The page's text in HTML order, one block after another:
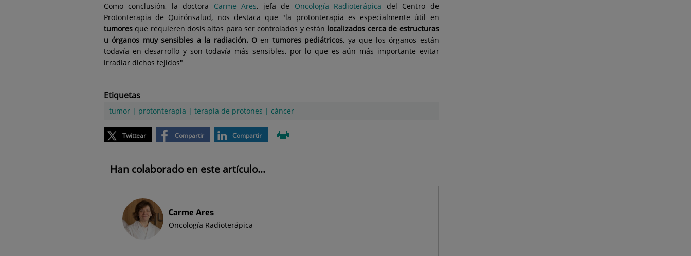
Como conclusión, la doctora Carme Ares, jefa de Oncología Radioterápica del Centro de
Protonterapia de Quirónsalud, nos destaca que "la protonterapia es especialmente útil en
tumores que requieren dosis altas para ser controlados y están localizados cerca de estructuras
u órganos muy sensibles a la radiación. O en tumores pediátricos, ya que los órganos están
todavía en desarrollo y son todavía más sensibles, por lo que es aún más importante evitar
irradiar dichos tejidos"
Etiquetas
tumor | protonterapia | terapia de protones | cáncer
Twittear Compartir Compartir
Han colaborado en este artículo...
Carme Ares
Oncología Radioterápica